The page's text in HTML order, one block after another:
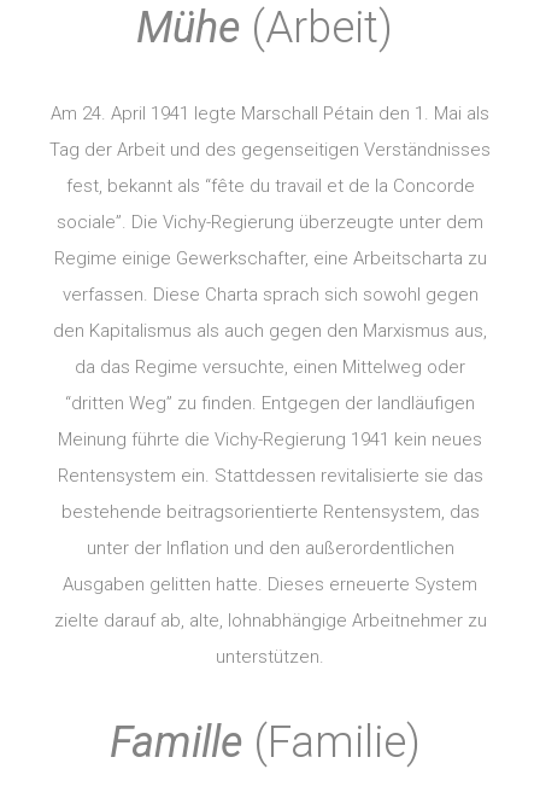
Mühe (Arbeit)
Am 24. April 1941 legte Marschall Pétain den 1. Mai als
Tag der Arbeit und des gegenseitigen Verständnisses
fest, bekannt als “fête du travail et de la Concorde
sociale”. Die Vichy-Regierung überzeugte unter dem
Regime einige Gewerkschafter, eine Arbeitscharta zu
verfassen. Diese Charta sprach sich sowohl gegen
den Kapitalismus als auch gegen den Marxismus aus,
da das Regime versuchte, einen Mittelweg oder
“dritten Weg” zu finden. Entgegen der landläufigen
Meinung führte die Vichy-Regierung 1941 kein neues
Rentensystem ein. Stattdessen revitalisierte sie das
bestehende beitragsorientierte Rentensystem, das
unter der Inflation und den außerordentlichen
Ausgaben gelitten hatte. Dieses erneuerte System
zielte darauf ab, alte, lohnabhängige Arbeitnehmer zu
unterstützen.
Famille (Familie)